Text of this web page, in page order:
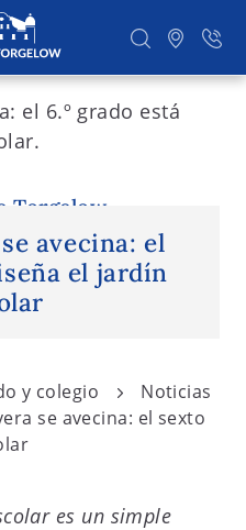
Torgelow
avecina: el
el jardín
y colegio
Noticias
se avecina: el sexto
es un simple